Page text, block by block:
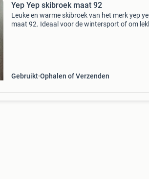
Yep Yep skibroek maat 92
Leuke en warme skibroek van het merk yep
maat 92. Ideaal voor de wintersport of om
Gebruikt Ophalen of Verzenden